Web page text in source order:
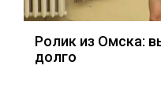
Ролик из Омска:
долго